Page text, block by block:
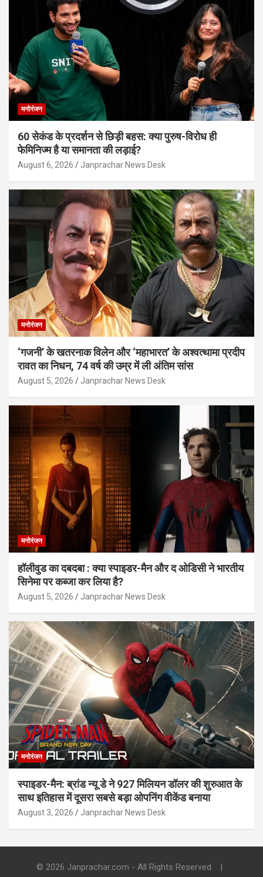
मनोरंजन
60 सेकंड के प्रदर्शन से छिड़ी बहस: क्या पुरुष-विरोध ही
फेमिनिज्म है या समानता की लड़ाई?
August 6, 2026 Janprachar News Desk
मनोरंजन
‘गजनी’ के खतरनाक विलेन और ‘महाभारत’ के अश्वत्थामा प्रदीप
रावत का निधन, 74 वर्ष की उम्र में ली अंतिम सांस
August 5, 2026 Janprachar News Desk
मनोरंजन
हॉलीवुड का दबदबा : क्या स्पाइडर-मैन और द ओडिसी ने भारतीय
सिनेमा पर कब्जा कर लिया है?
August 5, 2026 Janprachar News Desk
मनोरंजन
स्पाइडर-मैन: ब्रांड न्यू डे ने 927 मिलियन डॉलर की शुरुआत के
साथ इतिहास में दूसरा सबसे बड़ा ओपनिंग वीकेंड बनाया
August 3, 2026 Janprachar News Desk
© 2026 Janprachar.com - All Rights Reserved.